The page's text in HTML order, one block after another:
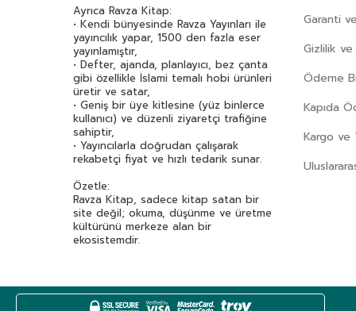
Atasoy Müftüoğlu(46)
Attila İlhan(47)
Av. Erhan Günay(38)
Aydoğan Yavaşlı(40)
Ayla Çınaroğlu(82)
Ayla Kutlu(34)
Ayşe Kulin(61)
Aysun Berktay Özmen(32)
Aytül Akal
Aziz Nesin(125)
Aziz Sivaslıoğlu (34)
Bahar Çelik
Bediüzzaman Said Nursi(534)
Ayrıca Ravza Kitap:
• Kendi bünyesinde Ravza Yayınları ile
yayıncılık yapar, 1500 den fazla eser
yayınlamıştır,
• Defter, ajanda, planlayıcı, bez çanta
gibi özellikle İslami temalı hobi ürünleri
üretir ve satar,
• Geniş bir üye kitlesine (yüz binlerce
kullanıcı) ve düzenli ziyaretçi trafiğine
sahiptir,
• Yayıncılarla doğrudan çalışarak
rekabetçi fiyat ve hızlı tedarik sunar.
Özetle:
Ravza Kitap, sadece kitap satan bir
site değil; okuma, düşünme ve üretme
kültürünü merkeze alan bir
ekosistemdir.
Garanti
Gizlilik
Ödeme
Kapıda
Kargo ve